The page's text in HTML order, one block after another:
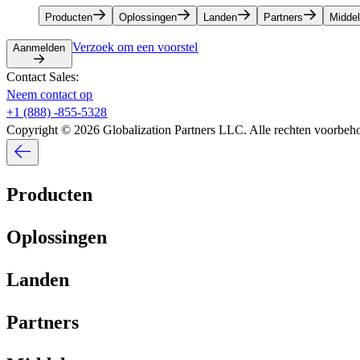
Producten​​ Oplossingen​​ Landen​​ Partners​​
Aanmelden​​ Verzoek om een voorstel​​
Contact Sales:​​
Neem contact op​​
+1 (888) -855-5328​​
Copyright © 2026 Globalization Partners LLC. Alle rechten
Producten​​
Oplossingen​​
Landen​​
Partners​​